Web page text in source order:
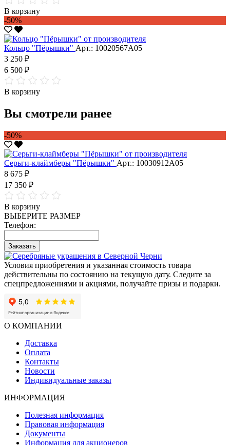
В корзину
-50%
Кольцо "Пёрышки" Арт.: 10020567А05
3 250 ₽
6 500 ₽
В корзину
Вы смотрели ранее
-50%
Серьги-клаймберы "Пёрышки" Арт.: 10030912А05
8 675 ₽
17 350 ₽
В корзину
ВЫБЕРИТЕ РАЗМЕР
Телефон:
Заказать
Условия приобретения и указанная стоимость товара
действительны по состоянию на текущую дату. Следите за
спецпредложениями и акциями, получайте призы и подарки.
О КОМПАНИИ
Доставка
Оплата
Контакты
Новости
Индивидуальные заказы
ИНФОРМАЦИЯ
Полезная информация
Правовая информация
Документы
Информация для акционеров